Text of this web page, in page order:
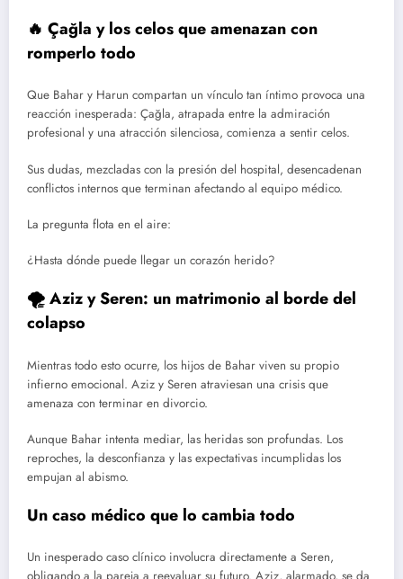
🔥 Çağla y los celos que amenazan con
romperlo todo
Que Bahar y Harun compartan un vínculo tan íntimo provoca una
reacción inesperada: Çağla, atrapada entre la admiración
profesional y una atracción silenciosa, comienza a sentir celos.
Sus dudas, mezcladas con la presión del hospital, desencadenan
conflictos internos que terminan afectando al equipo médico.
La pregunta flota en el aire:
¿Hasta dónde puede llegar un corazón herido?
🌪️ Aziz y Seren: un matrimonio al borde del
colapso
Mientras todo esto ocurre, los hijos de Bahar viven su propio
infierno emocional. Aziz y Seren atraviesan una crisis que
amenaza con terminar en divorcio.
Aunque Bahar intenta mediar, las heridas son profundas. Los
reproches, la desconfianza y las expectativas incumplidas los
empujan al abismo.
Un caso médico que lo cambia todo
Un inesperado caso clínico involucra directamente a Seren,